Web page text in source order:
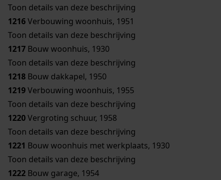
Toon details van deze beschrijving
1216Verbouwing woonhuis, 1951
Toon details van deze beschrijving
1217 Bouw woonhuis, 1930
Toon details van deze beschrijving
1218 Bouw dakkapel, 1950
1219Verbouwing woonhuis, 1955
Toon details van deze beschrijving
1220Vergroting schuur, 1958
Toon details van deze beschrijving
1221 Bouw woonhuis met werkplaats, 1930
Toon details van deze beschrijving
1222 Bouw garage, 1954